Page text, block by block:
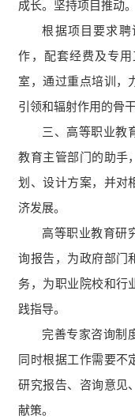
成长。坚持项目推动。
根据项目要求
作，配套经费及专
室，通过重点培训，
引领和辐射作用的骨
三、高等职业教
教育主管部门的助手
划、设计方案，并对
济发展。
高等职业教育研
询报告，为政府部门
务，为职业院校和行
践指导。
完善专家咨询制
同时根据工作需要不
研究报告、咨询意见
献策。